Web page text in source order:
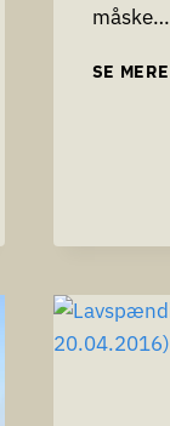
måske…
SE MERE